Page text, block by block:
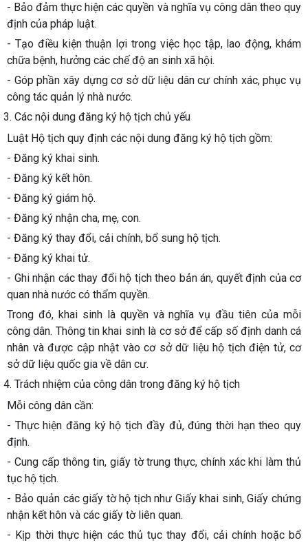
- Bảo đảm thực hiện các quyền và nghĩa vụ công dân theo quy
định của pháp luật.
- Tạo điều kiện thuận lợi trong việc học tập, lao động, khám
chữa bệnh, hưởng các chế độ an sinh xã hội.
- Góp phần xây dựng cơ sở dữ liệu dân cư chính xác, phục vụ
công tác quản lý nhà nước.
3. Các nội dung đăng ký hộ tịch chủ yếu
Luật Hộ tịch quy định các nội dung đăng ký hộ tịch gồm:
- Đăng ký khai sinh.
- Đăng ký kết hôn.
- Đăng ký giám hộ.
- Đăng ký nhận cha, mẹ, con.
- Đăng ký thay đổi, cải chính, bổ sung hộ tịch.
- Đăng ký khai tử.
- Ghi nhận các thay đổi hộ tịch theo bản án, quyết định của cơ
quan nhà nước có thẩm quyền.
Trong đó, khai sinh là quyền và nghĩa vụ đầu tiên của mỗi
công dân. Thông tin khai sinh là cơ sở để cấp số định danh cá
nhân và được cập nhật vào cơ sở dữ liệu hộ tịch điện tử, cơ
sở dữ liệu quốc gia về dân cư.
4. Trách nhiệm của công dân trong đăng ký hộ tịch
Mỗi công dân cần:
- Thực hiện đăng ký hộ tịch đầy đủ, đúng thời hạn theo quy
định.
- Cung cấp thông tin, giấy tờ trung thực, chính xác khi làm thủ
tục hộ tịch.
- Bảo quản các giấy tờ hộ tịch như Giấy khai sinh, Giấy chứng
nhận kết hôn và các giấy tờ liên quan.
- Kịp thời thực hiện các thủ tục thay đổi, cải chính hoặc bổ